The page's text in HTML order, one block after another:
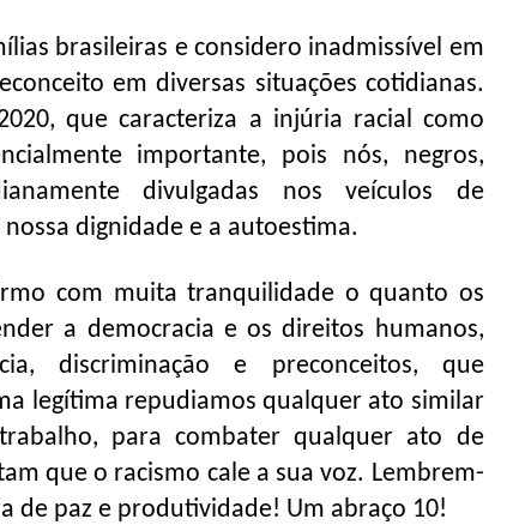
brasileiras e considero inadmissível em
em diversas situações cotidianas.
que caracteriza a injúria racial como
importante, pois nós, negros,
divulgadas nos veículos de
dignidade e a autoestima.
com muita tranquilidade o quanto os
a democracia e os direitos humanos,
discriminação e preconceitos, que
legítima repudiamos qualquer ato similar
para combater qualquer ato de
que o racismo cale a sua voz. Lembrem-
de paz e produtividade! Um abraço 10!